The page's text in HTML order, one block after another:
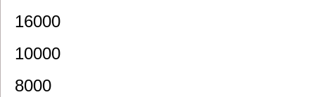
16000
10000
8000